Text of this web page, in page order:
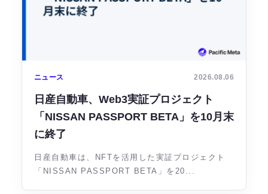
ニュース 2026.08.06
日産自動車、Web3実証プロジェクト
「NISSAN PASSPORT BETA」を10月末
に終了
日産自動車は、NFTを活用した実証プロジェクト
「NISSAN PASSPORT BETA」を20...